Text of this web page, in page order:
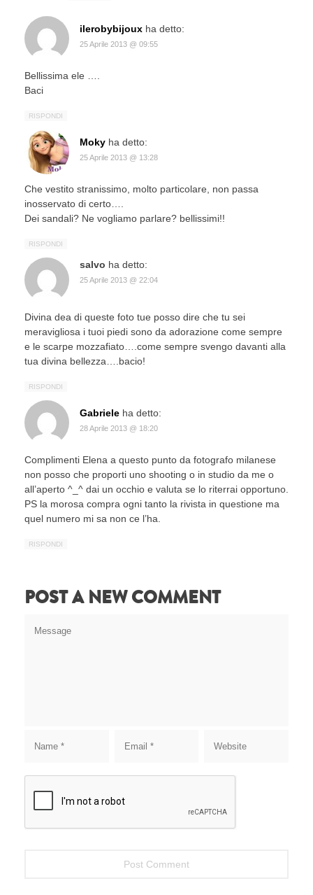
ilerobybijoux ha detto:
25 Aprile 2013 @ 09:55
Bellissima ele ….
Baci
RISPONDI
Moky ha detto:
25 Aprile 2013 @ 13:28
Che vestito stranissimo, molto particolare, non passa
inosservato di certo….
Dei sandali? Ne vogliamo parlare? bellissimi!!
RISPONDI
salvo ha detto:
25 Aprile 2013 @ 22:04
Divina dea di queste foto tue posso dire che tu sei
meravigliosa i tuoi piedi sono da adorazione come sempre
e le scarpe mozzafiato….come sempre svengo davanti alla
tua divina bellezza….bacio!
RISPONDI
Gabriele ha detto:
28 Aprile 2013 @ 18:20
Complimenti Elena a questo punto da fotografo milanese
non posso che proporti uno shooting o in studio da me o
all’aperto ^_^ dai un occhio e valuta se lo riterrai opportuno.
PS la morosa compra ogni tanto la rivista in questione ma
quel numero mi sa non ce l’ha.
RISPONDI
POST A NEW COMMENT